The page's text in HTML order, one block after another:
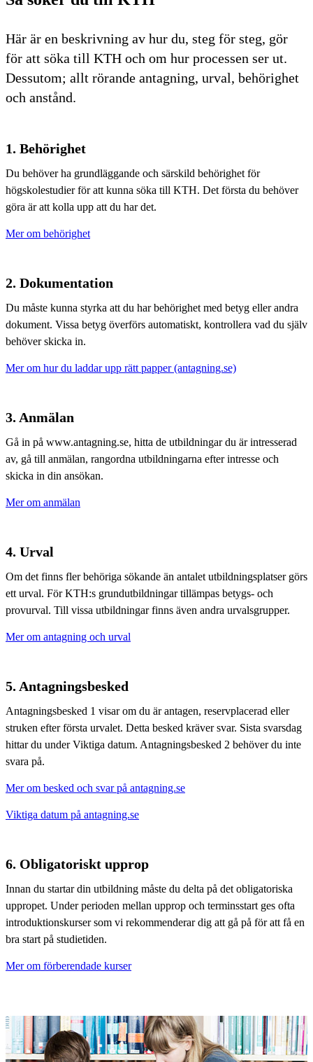
Här är en beskrivning av hur du, steg för steg, gör
för att söka till KTH och om hur processen ser ut.
Dessutom; allt rörande antagning, urval, behörighet
och anstånd.
1. Behörighet
Du behöver ha grundläggande och särskild behörighet för
högskolestudier för att kunna söka till KTH. Det första du behöver
göra är att kolla upp att du har det.
Mer om behörighet
2. Dokumentation
Du måste kunna styrka att du har behörighet med betyg eller andra
dokument. Vissa betyg överförs automatiskt, kontrollera vad du själv
behöver skicka in.
Mer om hur du laddar upp rätt papper (antagning.se)
3. Anmälan
Gå in på www.antagning.se, hitta de utbildningar du är intresserad
av, gå till anmälan, rangordna utbildningarna efter intresse och
skicka in din ansökan.
Mer om anmälan
4. Urval
Om det finns fler behöriga sökande än antalet utbildningsplatser görs
ett urval. För KTH:s grundutbildningar tillämpas betygs- och
provurval. Till vissa utbildningar finns även andra urvalsgrupper.
Mer om antagning och urval
5. Antagningsbesked
Antagningsbesked 1 visar om du är antagen, reservplacerad eller
struken efter första urvalet. Detta besked kräver svar. Sista svarsdag
hittar du under Viktiga datum. Antagningsbesked 2 behöver du inte
svara på.
Mer om besked och svar på antagning.se
Viktiga datum på antagning.se
6. Obligatoriskt upprop
Innan du startar din utbildning måste du delta på det obligatoriska
uppropet. Under perioden mellan upprop och terminsstart ges ofta
introduktionskurser som vi rekommenderar dig att gå på för att få en
bra start på studietiden.
Mer om förberendade kurser